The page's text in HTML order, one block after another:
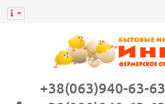
+38(063)940-63-63